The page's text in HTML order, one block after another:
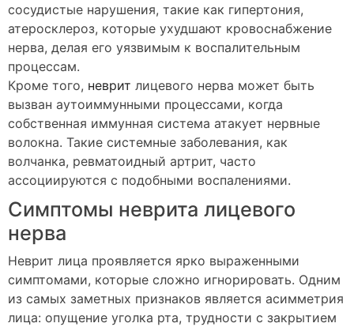
сосудистые нарушения, такие как гипертония,
атеросклероз, которые ухудшают кровоснабжение
нерва, делая его уязвимым к воспалительным
процессам.
Кроме того, неврит лицевого нерва может быть
вызван аутоиммунными процессами, когда
собственная иммунная система атакует нервные
волокна. Такие системные заболевания, как
волчанка, ревматоидный артрит, часто
ассоциируются с подобными воспалениями.
Симптомы неврита лицевого
нерва
Неврит лица проявляется ярко выраженными
симптомами, которые сложно игнорировать. Одним
из самых заметных признаков является асимметрия
лица: опущение уголка рта, трудности с закрытием